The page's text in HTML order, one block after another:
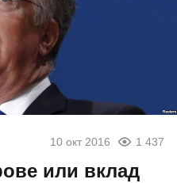
10 окт 2016 1 437
или вклад